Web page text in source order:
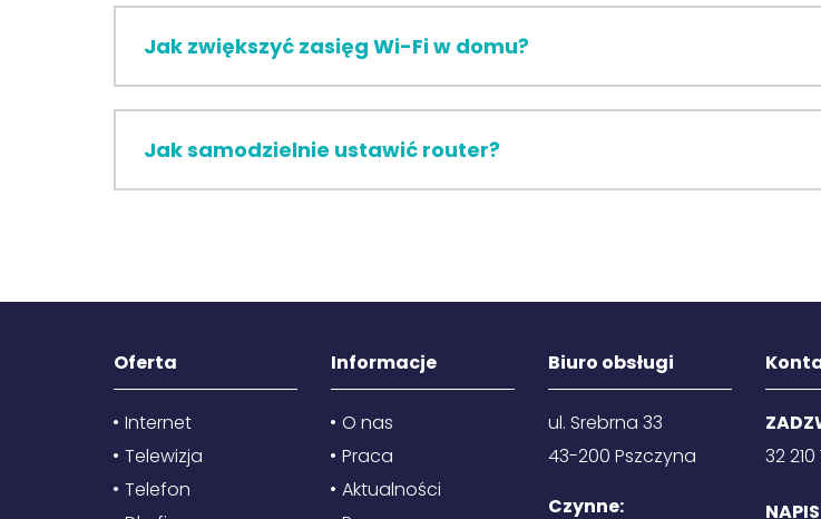
Jak zwiększyć zasięg Wi-Fi w domu?
Jak samodzielnie ustawić router?
Oferta
Internet
Telewizja
Telefon
Informacje
O nas
Praca
Aktualności
Biuro obsługi
ul. Srebrna 33
43-200 Pszczyna
Czynne:
32 210